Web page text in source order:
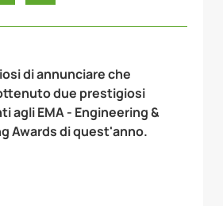
di annunciare che
due prestigiosi
agli EMA - Engineering &
Awards di quest'anno.